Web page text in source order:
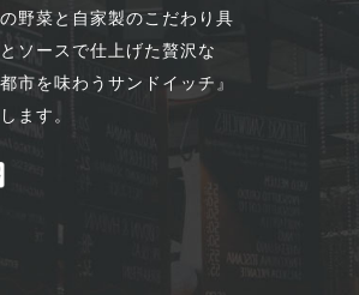
野菜と自家製のこだわり具
ソースで仕上げた贅沢な
都市を味わうサンドイッチ』
ます。